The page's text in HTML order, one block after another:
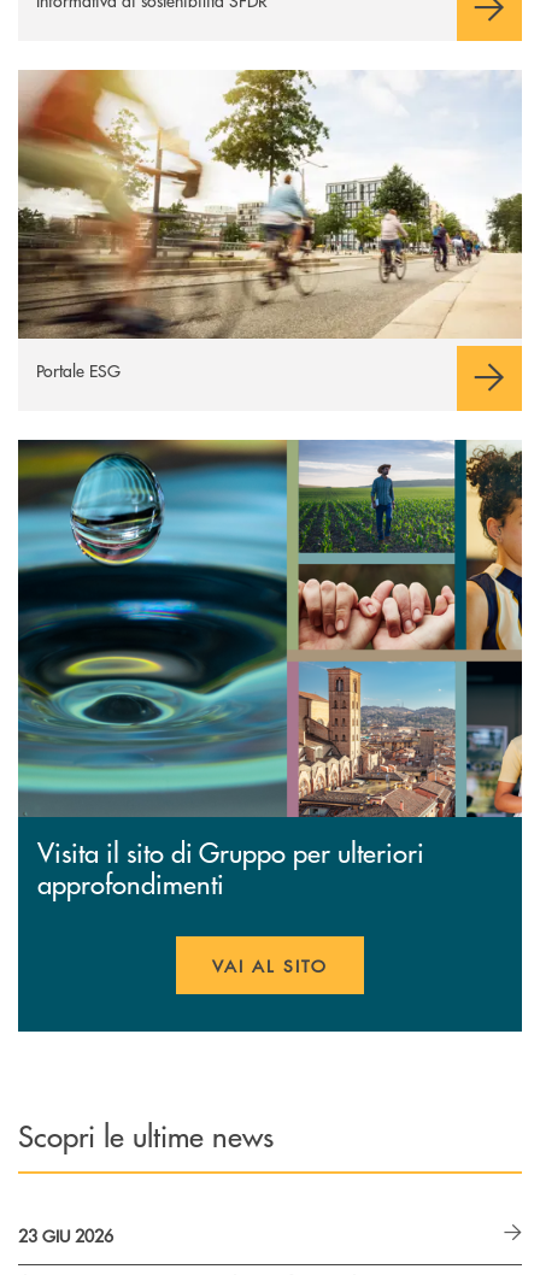
Apre una nuova finestra
Portale ESG
Visita il sito di Gruppo per ulteriori
approfondimenti
VAI AL SITO
Scopri le ultime news
23 GIU 2026